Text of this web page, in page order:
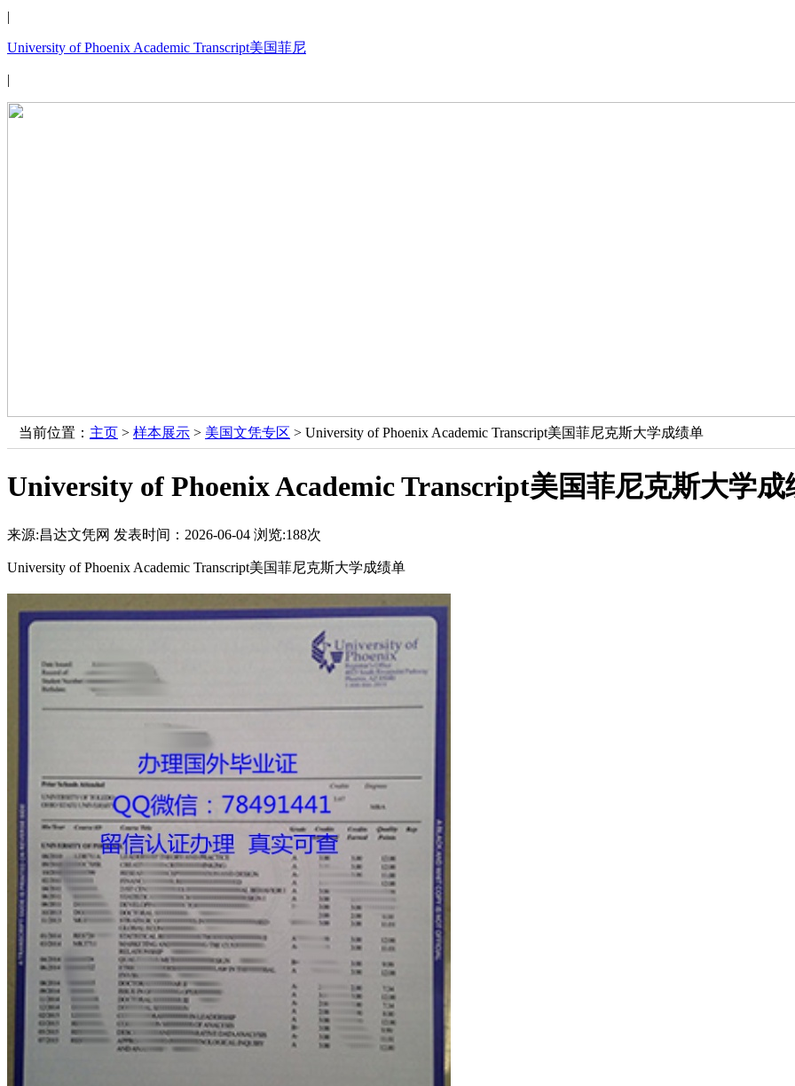
|
University of Phoenix Academic Transcript美国菲尼
|
当前位置： 主页 > 样本展示 > 美国文凭专区 > University of Phoenix Academic Transcript美国菲尼克斯大学成绩单
University of Phoenix Academic Transcript美国菲尼克斯大学成
来源:昌达文凭网 发表时间：2026-06-04 浏览:188次
University of Phoenix Academic Transcript美国菲尼克斯大学成绩单